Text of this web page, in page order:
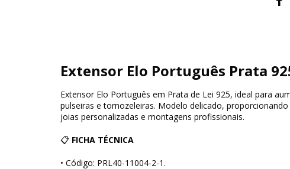
Extensor Elo Português Prata
Extensor Elo Português em Prata de Lei 925, ideal para
pulseiras e tornozeleiras. Modelo delicado,
joias personalizadas e montagens profissionais.
📋 FICHA TÉCNICA
• Código: PRL40-11004-2-1.